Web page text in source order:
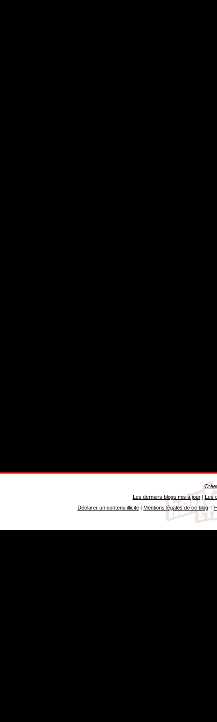
Les derniers blogs mis à jour| Les
Déclarer un contenu illicite| Mentions légales de ce blog|